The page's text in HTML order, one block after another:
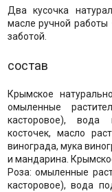
Два кусочка
масле ручной
заботой.
состав
Крымское
омыленные
касторовое), вода
косточек, масло
винограда, мука
и мандарина.
Роза: омыленные
касторовое), вода